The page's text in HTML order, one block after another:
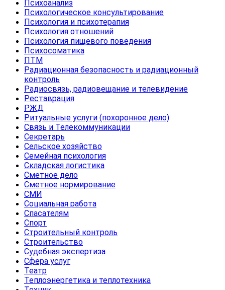
Психоанализ
Психологическое консультирование
Психология и психотерапия
Психология отношений
Психология пищевого поведения
Психосоматика
ПТМ
Радиационная безопасность и радиационный
контроль
Радиосвязь, радиовещание и телевидение
Реставрация
РЖД
Ритуальные услуги (похоронное дело)
Связь и Телекоммуникации
Секретарь
Сельское хозяйство
Семейная психология
Складская логистика
Сметное дело
Сметное нормирование
СМИ
Социальная работа
Спасателям
Спорт
Строительный контроль
Строительство
Судебная экспертиза
Сфера услуг
Театр
Теплоэнергетика и теплотехника